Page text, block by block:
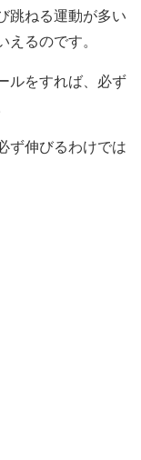
跳ねる運動が多い
えるのです。
ルをすれば、必ず
ず伸びるわけでは